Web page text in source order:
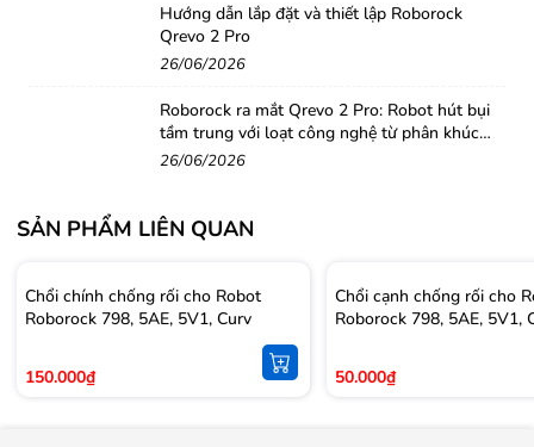
Hướng dẫn lắp đặt và thiết lập Roborock
Qrevo 2 Pro
26/06/2026
Roborock ra mắt Qrevo 2 Pro: Robot hút bụi
tầm trung với loạt công nghệ từ phân khúc
cao cấp
26/06/2026
SẢN PHẨM LIÊN QUAN
Chổi chính chống rối cho Robot
Roborock 798, 5AE, 5V1, Curv
150.000₫
Chổi cạnh chống rối cho
Roborock 798, 5AE, 5V1,
50.000₫